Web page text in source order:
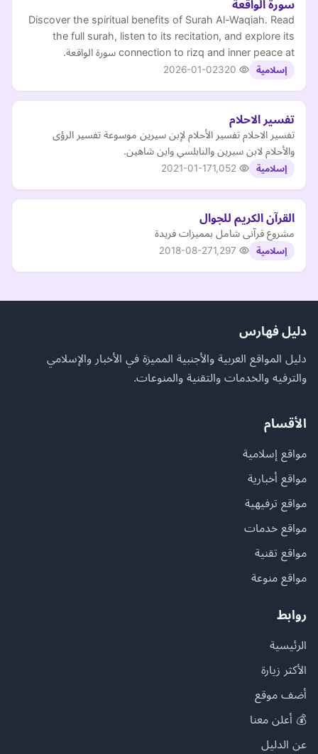
سورة الواقعة
Discover the spiritual benefits of Surah Al-Waqiah. Read
the full surah, listen to its recitation, and explore its
connection to rizq and inner peace at سورة الواقعة.
إسلامية 2026-01-02
تفسير الاحلام
تفسير الاحلام تفسير الأحلام لإبن سيرين موسوعة تفسير الرؤى
والأحلام لابن سيرين والنابلسي وابن شاهين.
إسلامية 2021-01-17
القرآن الكريم للجوال
مشروع قرآنى شامل بمميزات فريدة
إسلامية 2018-08-27
دليل فهارس
دليل المواقع العربية والأجنبية المميزة في الأخبار والإسلامي
والترفيه والخدمات والتقنية والمنوعات.
الأقسام
مواقع إسلامية
مواقع أخبارية
مواقع ترفيهية
مواقع خدمات
مواقع تقنية
مواقع منوعة
روابط
الرئيسية
الأكثر زيارة
أضف موقع
💰 أعلن معنا
عن الدليل